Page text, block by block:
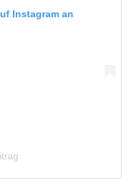
Instagram an